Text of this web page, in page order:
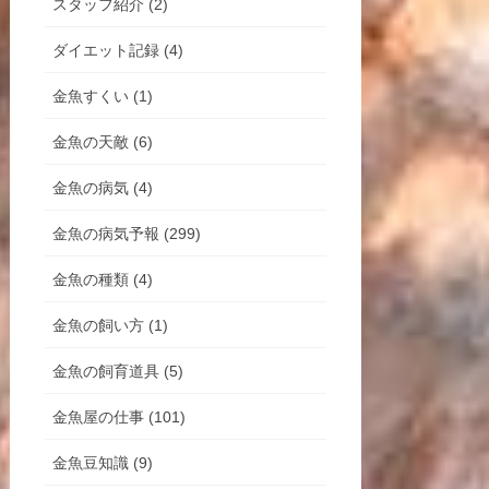
スタッフ紹介 (2)
ダイエット記録 (4)
金魚すくい (1)
金魚の天敵 (6)
金魚の病気 (4)
金魚の病気予報 (299)
金魚の種類 (4)
金魚の飼い方 (1)
金魚の飼育道具 (5)
金魚屋の仕事 (101)
金魚豆知識 (9)